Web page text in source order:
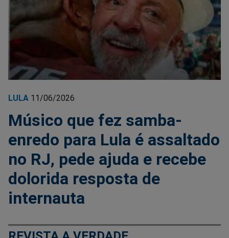
LULA 11/06/2026
Músico que fez samba-
enredo para Lula é assaltado
no RJ, pede ajuda e recebe
dolorida resposta de
internauta